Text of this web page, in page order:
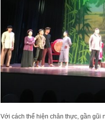
Với cách thể hiện chân thực, gần gũi